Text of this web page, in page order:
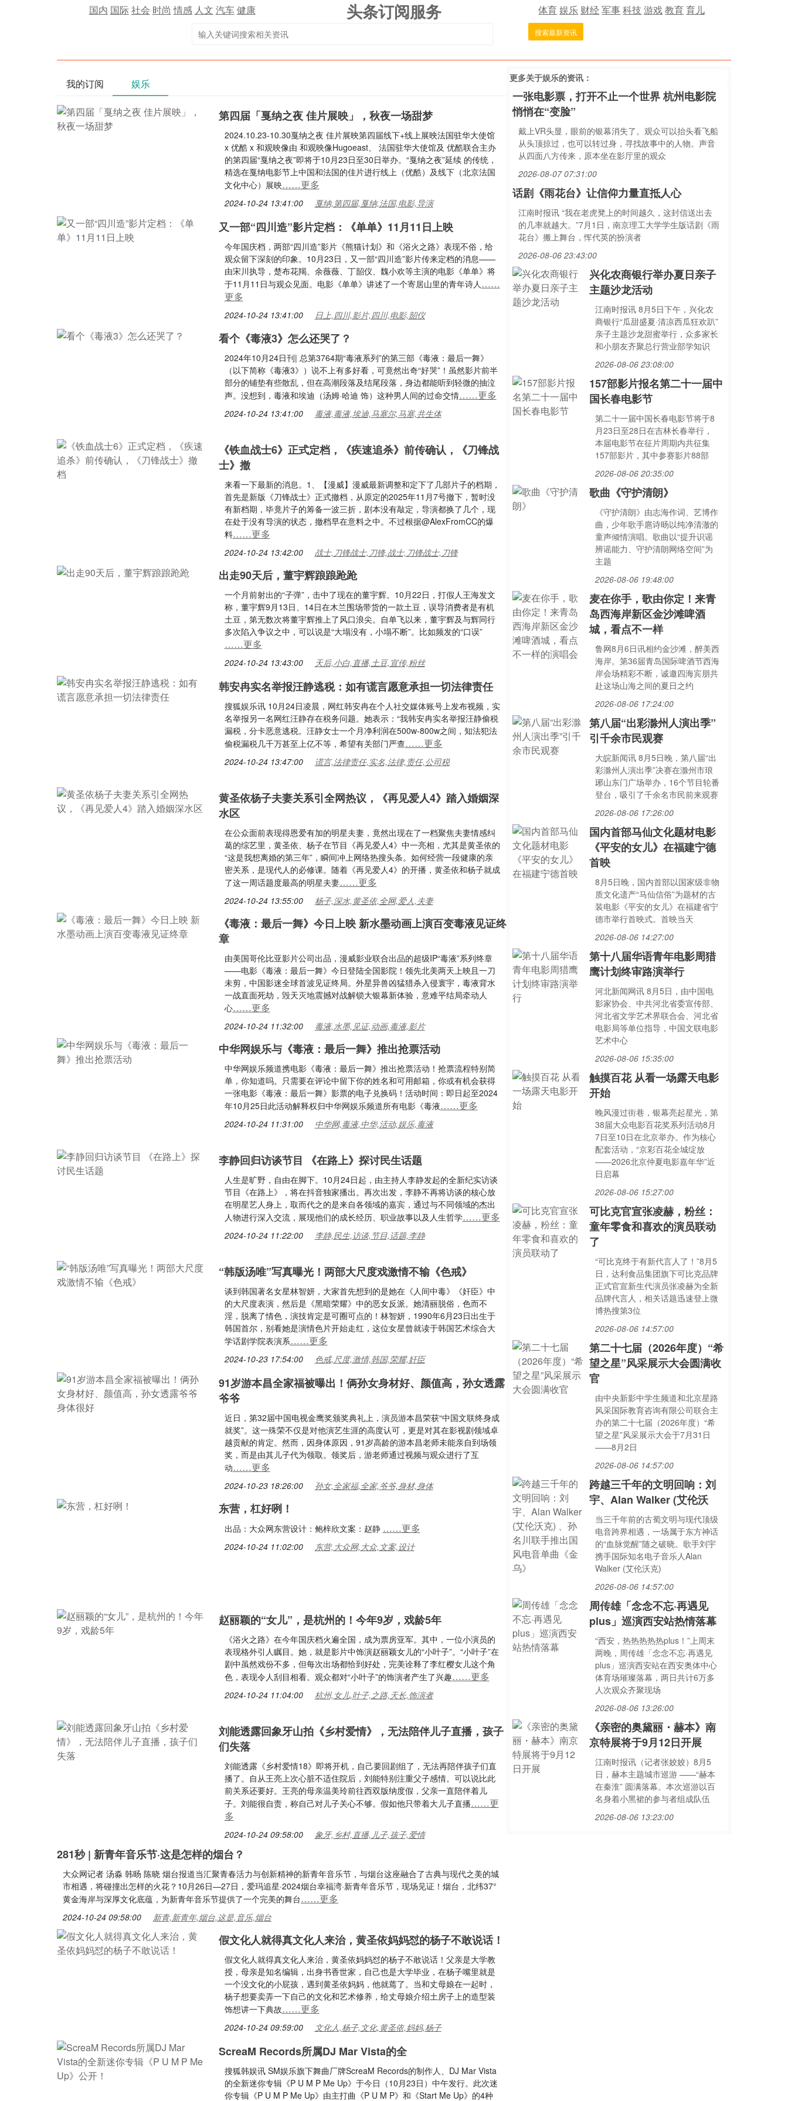
国内 国际社会 时尚 情感 人文 汽车健康 头条订阅服务 体育娱乐 财经军事科技游戏教育育儿
搜索最新资讯
我的订阅 娱乐
第四届「戛纳之夜 佳片展映」，秋夜一场甜梦
2024.10.23-10.30戛纳之夜 佳片展映第四届线下+线上展映法国驻华大使馆
x 优酷 x 和观映像由 和观映像Hugoeast、 法国驻华大使馆及 优酷联合主办
的第四届“戛纳之夜”即将于10月23日至30日举办。“戛纳之夜”延续 的传统，
精选在戛纳电影节上中国和法国的佳片进行线上（优酷）及线下（北京法国
文化中心）展映……更多
2024-10-24 13:41:00 戛纳,第四届,戛纳,法国,电影,导演
又一部“四川造”影片定档：《单单》11月11日上映
今年国庆档，两部“四川造”影片《熊猫计划》和《浴火之路》表现不俗，给
观众留下深刻的印象。10月23日，又一部“四川造”影片传来定档的消息——
由宋川执导，楚布花羯、余薇薇、丁韶仪、魏小欢等主演的电影《单单》将
于11月11日与观众见面。电影《单单》讲述了一个寄居山里的青年诗人……
更多
2024-10-24 13:41:00 日上,四川,影片,四川,电影,韶仪
看个《毒液3》怎么还哭了？
2024年10月24日刊| 总第3764期“毒液系列”的第三部《毒液：最后一舞》
（以下简称《毒液3》）说不上有多好看，可竟然出奇“好哭”！虽然影片前半
部分的铺垫有些散乱，但在高潮段落及结尾段落，身边都能听到轻微的抽泣
声。没想到，毒液和埃迪（汤姆·哈迪 饰）这种男人间的过命交情……更多
2024-10-24 13:41:00 毒液,毒液,埃迪,马塞尔,马塞,共生体
《铁血战士6》正式定档，《疾速追杀》前传确认，《刀锋战
士》撤
来看一下最新的消息。1、【漫威】漫威最新调整和定下了几部片子的档期，
首先是新版《刀锋战士》正式撤档，从原定的2025年11月7号撤下，暂时没
有新档期，毕竟片子的筹备一波三折，剧本没有敲定，导演都换了几个，现
在处于没有导演的状态，撤档早在意料之中。不过根据@AlexFromCC的爆
料……更多
2024-10-24 13:42:00 战士,刀锋战士,刀锋,战士,刀锋战士,刀锋
出走90天后，董宇辉踉踉跄跄
一个月前射出的“子弹”，击中了现在的董宇辉。10月22日，打假人王海发文
称，董宇辉9月13日、14日在木兰围场带货的一款土豆，误导消费者是有机
土豆，第无数次将董宇辉推上了风口浪尖。自单飞以来，董宇辉及与辉同行
多次陷入争议之中，可以说是“大塌没有，小塌不断”。比如频发的“口误”
……更多
2024-10-24 13:43:00 天后,小白,直播,土豆,宣传,粉丝
韩安冉实名举报汪静逃税：如有谎言愿意承担一切法律责任
搜狐娱乐讯 10月24日凌晨，网红韩安冉在个人社交媒体账号上发布视频，实
名举报另一名网红汪静存在税务问题。她表示：“我韩安冉实名举报汪静偷税
漏税，分卡恶意逃税。汪静女士一个月净利润在500w-800w之间，知法犯法
偷税漏税几千万甚至上亿不等，希望有关部门严查……更多
2024-10-24 13:47:00 谎言,法律责任,实名,法律,责任,公司税
黄圣依杨子夫妻关系引全网热议，《再见爱人4》踏入婚姻深
水区
在公众面前表现得恩爱有加的明星夫妻，竟然出现在了一档聚焦夫妻情感纠
葛的综艺里，黄圣依、杨子在节目《再见爱人4》中一亮相，尤其是黄圣依的
“这是我想离婚的第三年”，瞬间冲上网络热搜头条。如何经营一段健康的亲
密关系，是现代人的必修课。随着《再见爱人4》的开播，黄圣依和杨子就成
了这一周话题度最高的明星夫妻……更多
2024-10-24 13:55:00 杨子,深水,黄圣依,全网,爱人,夫妻
《毒液：最后一舞》今日上映 新水墨动画上演百变毒液见证终
章
由美国哥伦比亚影片公司出品，漫威影业联合出品的超级IP“毒液”系列终章
——电影《毒液：最后一舞》今日登陆全国影院！领先北美两天上映且一刀
未剪，中国影迷全球首波见证终局。外星异兽凶猛猎杀入侵寰宇，毒液背水
一战直面死劫，毁天灭地震撼对战解锁大银幕新体验，意难平结局牵动人
心……更多
2024-10-24 11:32:00 毒液,水墨,见证,动画,毒液,影片
中华网娱乐与《毒液：最后一舞》推出抢票活动
中华网娱乐频道携电影《毒液：最后一舞》推出抢票活动！抢票流程特别简
单，你知道吗。只需要在评论中留下你的姓名和可用邮箱，你或有机会获得
一张电影《毒液：最后一舞》影票的电子兑换码！活动时间：即日起至2024
年10月25日此活动解释权归中华网娱乐频道所有电影《毒液……更多
2024-10-24 11:31:00 中华网,毒液,中华,活动,娱乐,毒液
李静回归访谈节目 《在路上》探讨民生话题
人生是旷野，自由在脚下。10月24日起，由主持人李静发起的全新纪实访谈
节目《在路上》，将在抖音独家播出。再次出发，李静不再将访谈的核心放
在明星艺人身上，取而代之的是来自各领域的嘉宾，通过与不同领域的杰出
人物进行深入交流，展现他们的成长经历、职业故事以及人生哲学……更多
2024-10-24 11:22:00 李静,民生,访谈,节目,话题,李静
“韩版汤唯”写真曝光！两部大尺度戏激情不输《色戒》
谈到韩国著名女星林智妍，大家首先想到的是她在《人间中毒》《奸臣》中
的大尺度表演，然后是《黑暗荣耀》中的恶女反派。她清丽脱俗，色而不
淫，脱离了情色，演技肯定是可圈可点的！林智妍，1990年6月23日出生于
韩国首尔，别看她是演情色片开始走红，这位女星曾就读于韩国艺术综合大
学话剧学院表演系……更多
2024-10-23 17:54:00 色戒,尺度,激情,韩国,荣耀,奸臣
91岁游本昌全家福被曝出！俩孙女身材好、颜值高，孙女透露
爷爷
近日，第32届中国电视金鹰奖颁奖典礼上，演员游本昌荣获“中国文联终身成
就奖”。这一殊荣不仅是对他演艺生涯的高度认可，更是对其在影视剧领域卓
越贡献的肯定。然而，因身体原因，91岁高龄的游本昌老师未能亲自到场领
奖，而是由其儿子代为领取。领奖后，游老师通过视频与观众进行了互
动……更多
2024-10-23 18:26:00 孙女,全家福,全家,爷爷,身材,身体
东营，杠好咧！
出品：大众网东营设计：鲍梓欣文案：赵静 ……更多
2024-10-24 11:02:00 东营,大众网,大众,文案,设计
赵丽颖的“女儿”，是杭州的！今年9岁，戏龄5年
《浴火之路》在今年国庆档火遍全国，成为票房亚军。其中，一位小演员的
表现格外引人瞩目。她，就是影片中饰演赵丽颖女儿的“小叶子”。“小叶子”在
剧中虽然戏份不多，但每次出场都恰到好处，完美诠释了李红樱女儿这个角
色，表现令人刮目相看。观众都对“小叶子”的饰演者产生了兴趣……更多
2024-10-24 11:04:00 杭州,女儿,叶子,之路,天长,饰演者
刘能透露回象牙山拍《乡村爱情》，无法陪伴儿子直播，孩子
们失落
刘能透露《乡村爱情18》即将开机，自己要回剧组了，无法再陪伴孩子们直
播了。自从王亮上次心脏不适住院后，刘能特别注重父子感情。可以说比此
前关系还要好。王亮的母亲温美玲前往西双版纳度假，父亲一直陪伴着儿
子。刘能很自责，称自己对儿子关心不够。假如他只带着大儿子直播……更
多
2024-10-24 09:58:00 象牙,乡村,直播,儿子,孩子,爱情
281秒 | 新青年音乐节·这是怎样的烟台？
大众网记者 汤淼 韩旸 陈晓 烟台报道当汇聚青春活力与创新精神的新青年音乐节，与烟台这座融合了古典与现代之美的城
市相遇，将碰撞出怎样的火花？10月26日—27日，爱玛追星·2024烟台幸福湾·新青年音乐节，现场见证！烟台，北纬37°
黄金海岸与深厚文化底蕴，为新青年音乐节提供了一个完美的舞台……更多
2024-10-24 09:58:00 新青,新青年,烟台,这是,音乐,烟台
假文化人就得真文化人来治，黄圣依妈妈怼的杨子不敢说话！
假文化人就得真文化人来治，黄圣依妈妈怼的杨子不敢说话！父亲是大学教
授，母亲是知名编辑，出身书香世家，自己也是大学毕业，在杨子嘴里就是
一个没文化的小屁孩，遇到黄圣依妈妈，他就蔫了。当和丈母娘在一起时，
杨子想要卖弄一下自己的文化和艺术修养，给丈母娘介绍土房子上的造型装
饰想讲一下典故……更多
2024-10-24 09:59:00 文化人,杨子,文化,黄圣依,妈妈,杨子
ScreaM Records所属DJ Mar Vista的全
搜狐韩娱讯 SM娱乐旗下舞曲厂牌ScreaM Records的制作人、DJ Mar Vista
的全新迷你专辑《P U M P Me Up》于今日（10月23日）中午发行。此次迷
你专辑《P U M P Me Up》由主打曲《P U M P》和《Start Me Up》的4种
更多关于娱乐的资讯：
一张电影票，打开不止一个世界 杭州电影院
悄悄在“变脸”
戴上VR头显，眼前的银幕消失了。观众可以抬头看飞船
从头顶掠过，也可以转过身，寻找故事中的人物。声音
从四面八方传来，原本坐在影厅里的观众
2026-08-07 07:31:00
话剧《雨花台》让信仰力量直抵人心
江南时报讯 “我在老虎凳上的时间越久，这封信送出去
的几率就越大。”7月1日，南京理工大学学生版话剧《雨
花台》搬上舞台，恽代英的扮演者
2026-08-06 23:43:00
兴化农商银行举办夏日亲子
主题沙龙活动
江南时报讯 8月5日下午，兴化农
商银行“瓜甜盛夏·清凉西瓜狂欢趴”
亲子主题沙龙甜蜜举行，众多家长
和小朋友齐聚总行营业部学知识
2026-08-06 23:08:00
157部影片报名第二十一届中
国长春电影节
第二十一届中国长春电影节将于8
月23日至28日在吉林长春举行，
本届电影节在征片周期内共征集
157部影片，其中参赛影片88部
2026-08-06 20:35:00
歌曲《守护清朗》
《守护清朗》由志海作词、艺博作
曲，少年歌手扈诗旸以纯净清澈的
童声倾情演唱。歌曲以“提升识谣
辨谣能力、守护清朗网络空间”为
主题
2026-08-06 19:48:00
麦在你手，歌由你定！来青
岛西海岸新区金沙滩啤酒
城，看点不一样
鲁网8月6日讯相约金沙滩，醉美西
海岸。第36届青岛国际啤酒节西海
岸会场精彩不断，诚邀四海宾朋共
赴这场山海之间的夏日之约
2026-08-06 17:24:00
第八届“出彩滁州人演出季”
引千余市民观赛
大皖新闻讯 8月5日晚，第八届“出
彩滁州人演出季”决赛在滁州市琅
琊山东门广场举办，16个节目轮番
登台，吸引了千余名市民前来观赛
2026-08-06 17:26:00
国内首部马仙文化题材电影
《平安的女儿》在福建宁德
首映
8月5日晚，国内首部以国家级非物
质文化遗产“马仙信俗”为题材的古
装电影《平安的女儿》在福建省宁
德市举行首映式。首映当天
2026-08-06 14:27:00
第十八届华语青年电影周猎
鹰计划终审路演举行
河北新闻网讯 8月5日，由中国电
影家协会、中共河北省委宣传部、
河北省文学艺术界联合会、河北省
电影局等单位指导，中国文联电影
艺术中心
2026-08-06 15:35:00
触摸百花 从看一场露天电影
开始
晚风漫过街巷，银幕亮起星光，第
38届大众电影百花奖系列活动8月
7日至10日在北京举办。作为核心
配套活动，“京彩百花全城绽放
——2026北京仲夏电影嘉年华”近
日启幕
2026-08-06 15:27:00
可比克官宣张凌赫，粉丝：
童年零食和喜欢的演员联动
了
“可比克终于有新代言人了！”8月5
日，达利食品集团旗下可比克品牌
正式官宣新生代演员张凌赫为全新
品牌代言人，相关话题迅速登上微
博热搜第3位
2026-08-06 14:57:00
第二十七届（2026年度）“希
望之星”风采展示大会圆满收
官
由中央新影中学生频道和北京星路
风采国际教育咨询有限公司联合主
办的第二十七届（2026年度）“希
望之星”风采展示大会于7月31日
——8月2日
2026-08-06 14:57:00
跨越三千年的文明回响：刘
宇、Alan Walker (艾伦沃
当三千年前的古蜀文明与现代顶级
电音跨界相遇，一场属于东方神话
的“血脉觉醒”随之破晓。歌手刘宇
携手国际知名电子音乐人Alan
Walker (艾伦沃克)
2026-08-06 14:57:00
周传雄「念念不忘·再遇见
plus」巡演西安站热情落幕
“西安，热热热热热plus！”上周末
两晚，周传雄「念念不忘·再遇见
plus」巡演西安站在西安奥体中心
体育场璀璨落幕，两日共计6万多
人次观众齐聚现场
2026-08-06 13:26:00
《亲密的奥黛丽・赫本》南
京特展将于9月12日开展
江南时报讯（记者张姣姣）8月5
日，赫本主题城市巡游 ——“赫本
在秦淮” 圆满落幕。本次巡游以百
名身着小黑裙的参与者组成队伍
2026-08-06 13:23:00